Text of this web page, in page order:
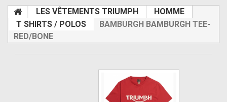
LES VÊTEMENTS TRIUMPH
HOMME
T SHIRTS / POLOS
BAMBURGH BAMBURGH TEE-
RED/BONE